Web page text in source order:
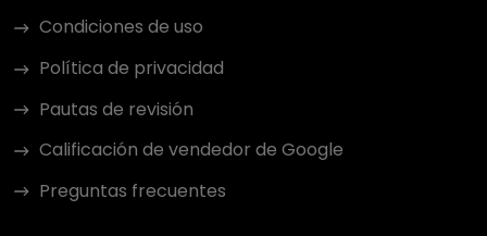
Condiciones de uso
Política de privacidad
Pautas de revisión
Calificación de vendedor de Google
Preguntas frecuentes